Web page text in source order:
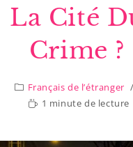
La Cité
Crime ?
Français de l’étranger
1 minute de lecture